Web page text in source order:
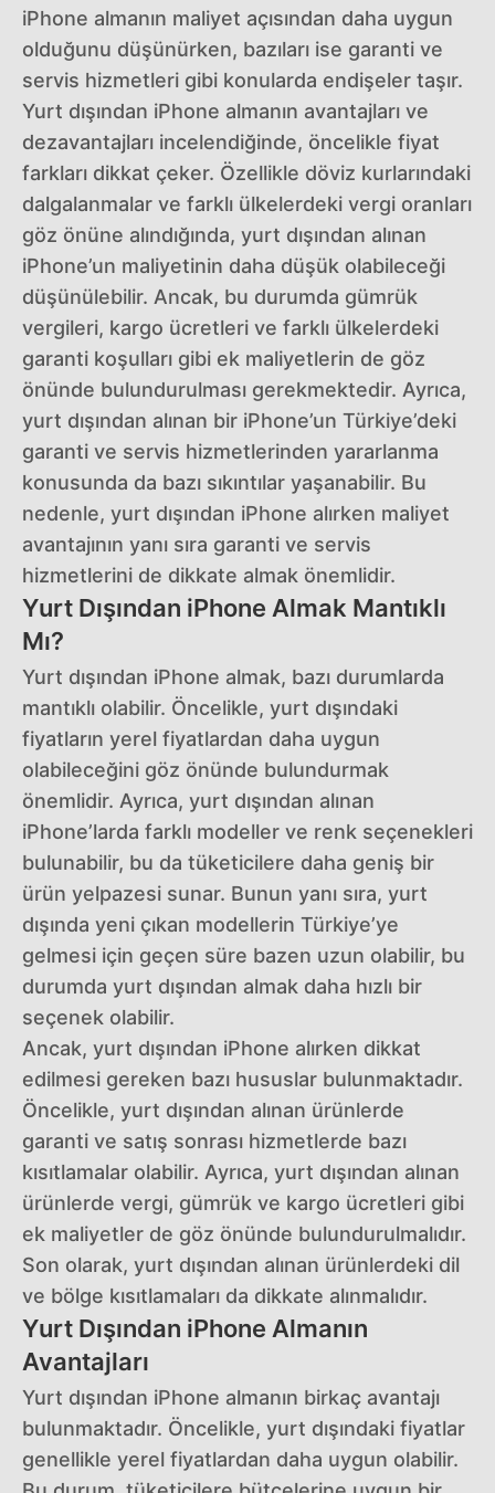
iPhone almanın maliyet açısından daha uygun
olduğunu düşünürken, bazıları ise garanti ve
servis hizmetleri gibi konularda endişeler taşır.
Yurt dışından iPhone almanın avantajları ve
dezavantajları incelendiğinde, öncelikle fiyat
farkları dikkat çeker. Özellikle döviz kurlarındaki
dalgalanmalar ve farklı ülkelerdeki vergi oranları
göz önüne alındığında, yurt dışından alınan
iPhone’un maliyetinin daha düşük olabileceği
düşünülebilir. Ancak, bu durumda gümrük
vergileri, kargo ücretleri ve farklı ülkelerdeki
garanti koşulları gibi ek maliyetlerin de göz
önünde bulundurulması gerekmektedir. Ayrıca,
yurt dışından alınan bir iPhone’un Türkiye’deki
garanti ve servis hizmetlerinden yararlanma
konusunda da bazı sıkıntılar yaşanabilir. Bu
nedenle, yurt dışından iPhone alırken maliyet
avantajının yanı sıra garanti ve servis
hizmetlerini de dikkate almak önemlidir.
Yurt Dışından iPhone Almak Mantıklı
Mı?
Yurt dışından iPhone almak, bazı durumlarda
mantıklı olabilir. Öncelikle, yurt dışındaki
fiyatların yerel fiyatlardan daha uygun
olabileceğini göz önünde bulundurmak
önemlidir. Ayrıca, yurt dışından alınan
iPhone’larda farklı modeller ve renk seçenekleri
bulunabilir, bu da tüketicilere daha geniş bir
ürün yelpazesi sunar. Bunun yanı sıra, yurt
dışında yeni çıkan modellerin Türkiye’ye
gelmesi için geçen süre bazen uzun olabilir, bu
durumda yurt dışından almak daha hızlı bir
seçenek olabilir.
Ancak, yurt dışından iPhone alırken dikkat
edilmesi gereken bazı hususlar bulunmaktadır.
Öncelikle, yurt dışından alınan ürünlerde
garanti ve satış sonrası hizmetlerde bazı
kısıtlamalar olabilir. Ayrıca, yurt dışından alınan
ürünlerde vergi, gümrük ve kargo ücretleri gibi
ek maliyetler de göz önünde bulundurulmalıdır.
Son olarak, yurt dışından alınan ürünlerdeki dil
ve bölge kısıtlamaları da dikkate alınmalıdır.
Yurt Dışından iPhone Almanın
Avantajları
Yurt dışından iPhone almanın birkaç avantajı
bulunmaktadır. Öncelikle, yurt dışındaki fiyatlar
genellikle yerel fiyatlardan daha uygun olabilir.